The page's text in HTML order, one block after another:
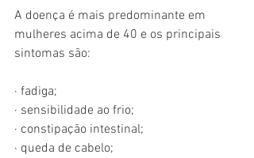
A doença é mais predominante em
mulheres acima de 40 e os principais
sintomas são:
· fadiga;
· sensibilidade ao frio;
· constipação intestinal;
· queda de cabelo;